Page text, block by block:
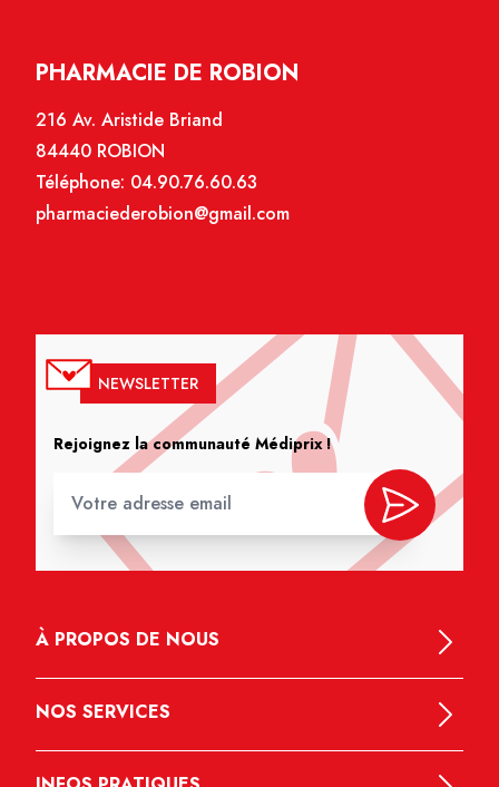
PHARMACIE DE ROBION
216 Av. Aristide Briand
84440 ROBION
Téléphone: 04.90.76.60.63
pharmaciederobion@gmail.com
NEWSLETTER
Rejoignez la communauté Médiprix !
À PROPOS DE NOUS
NOS SERVICES